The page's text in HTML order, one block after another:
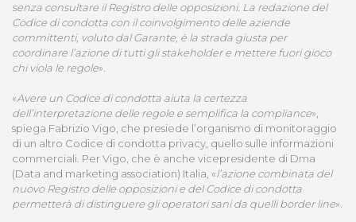
senza consultare il Registro delle opposizioni. La redazione del
Codice di condotta con il coinvolgimento delle aziende
committenti, voluto dal Garante, è la strada giusta per
coordinare l’azione di tutti gli stakeholder e mettere fuori gioco
chi viola le regole».
«Avere un Codice di condotta aiuta la certezza
dell’interpretazione delle regole e semplifica la compliance»,
spiega Fabrizio Vigo, che presiede l’organismo di monitoraggio
di un altro Codice di condotta privacy, quello sulle informazioni
commerciali. Per Vigo, che è anche vicepresidente di Dma
(Data and marketing association) Italia, «l’azione combinata del
nuovo Registro delle opposizioni e del Codice di condotta
permetterà di distinguere gli operatori sani da quelli border line».